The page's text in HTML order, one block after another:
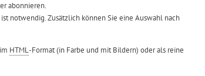
abonnieren.
ist notwendig. Zusätzlich können Sie eine Auswahl nach
HTML-Format (in Farbe und mit Bildern) oder als reine